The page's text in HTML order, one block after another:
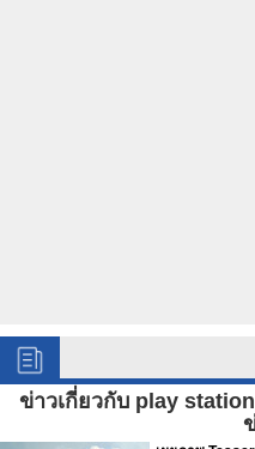
ข่าวเกี่ยวกับ play